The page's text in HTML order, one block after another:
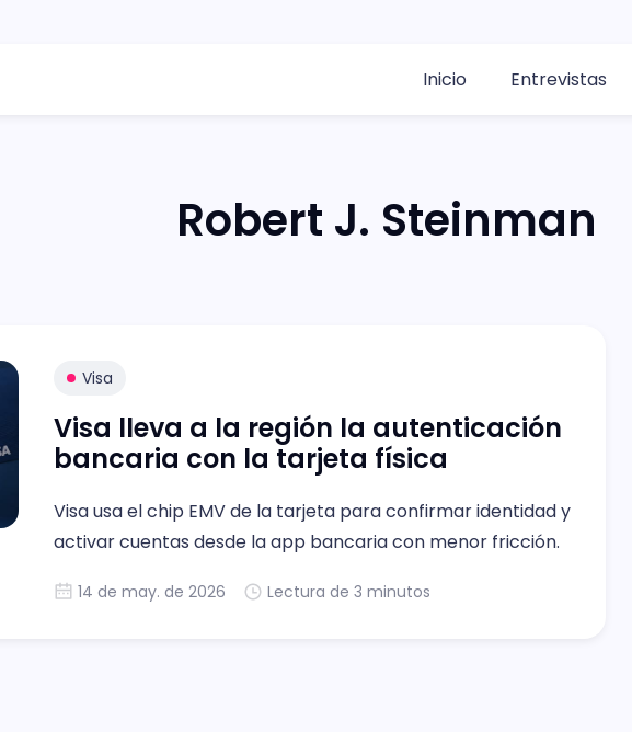
Inicio Entrevistas
Robert J. Steinman
Visa
Visa lleva a la región la autenticación
bancaria con la tarjeta física
Visa usa el chip EMV de la tarjeta para confirmar identidad y
activar cuentas desde la app bancaria con menor fricción.
14 de may. de 2026 Lectura de 3 minutos